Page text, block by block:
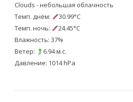
Clouds - небольшая облачность
Темп. днём:
30.99°C
Темп. ночь:
24.45°C
Влажность: 37%
Ветер:
6.94 м.с.
Давление: 1014 hPa